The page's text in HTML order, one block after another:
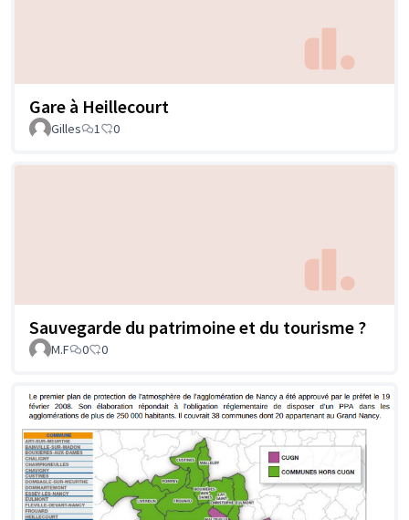
Gare à Heillecourt
Gilles 1 0
Sauvegarde du patrimoine et du tourisme ?
M.F 0 0